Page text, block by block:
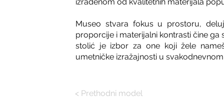
Museo stvara fokus u prostoru,
proporcije i materijalni kontrasti čine ga
stolić je izbor za one koji žele
umetničke izražajnosti u
< Prethodni model